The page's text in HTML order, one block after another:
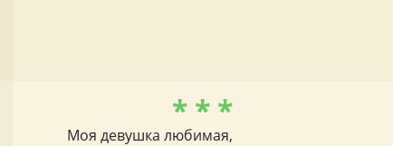
* * *
Моя девушка любимая,